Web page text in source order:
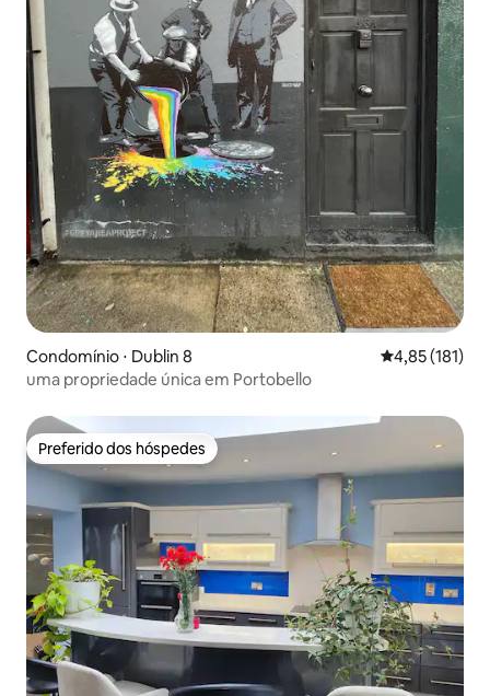
Condomínio ⋅ Dublin 8 4,85 de uma
4,85 (181)
uma propriedade única em Portobello
Preferido dos hóspedes
Preferido dos hóspedes